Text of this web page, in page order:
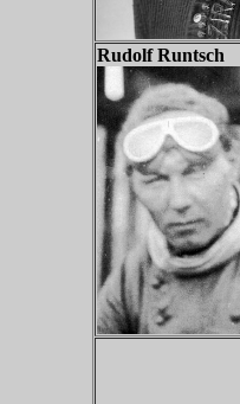
Rudolf Runtsch